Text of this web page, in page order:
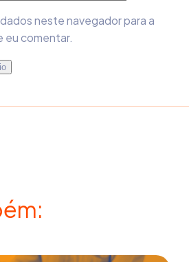
neste navegador para a
eu comentar.